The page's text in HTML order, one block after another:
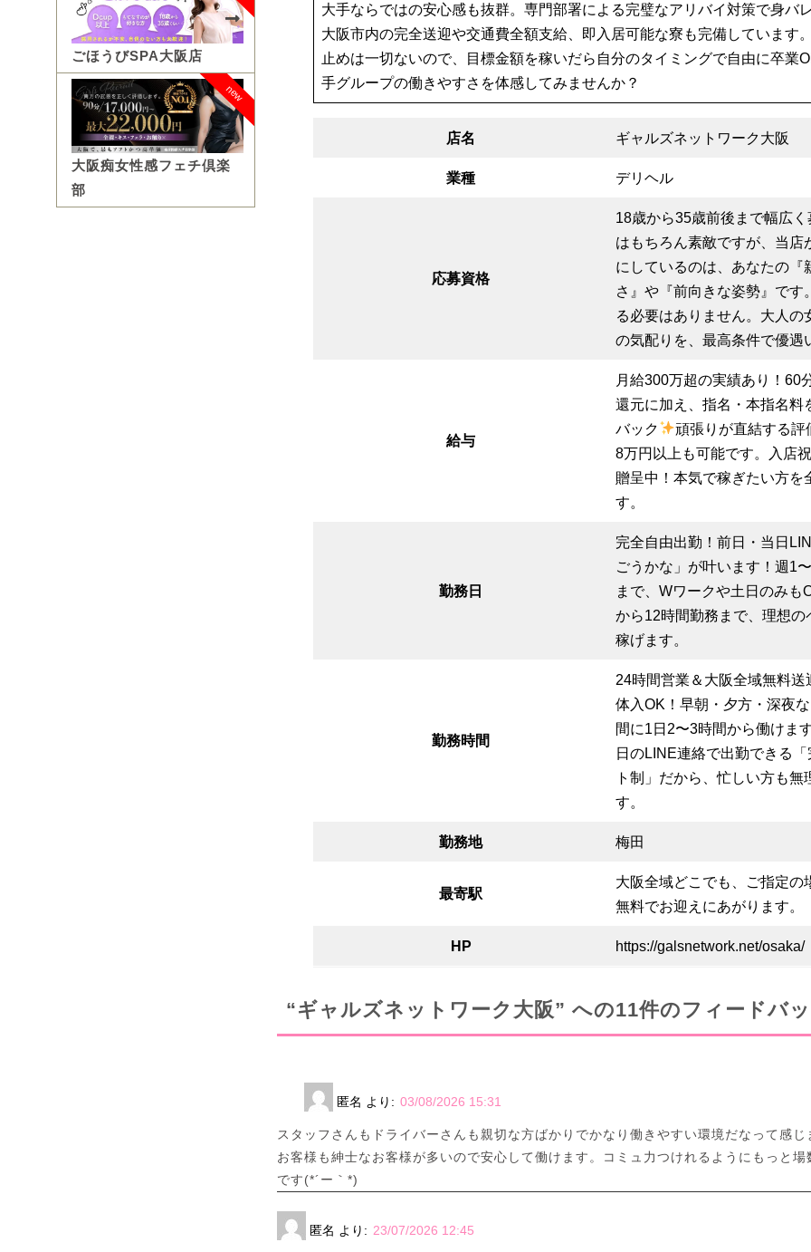
大手ならではの安心感も抜群。専門部署による完璧なアリバイ対策で身バ
大阪市内の完全送迎や交通費全額支給、即入居可能な寮も完備しています
止めは一切ないので、目標金額を稼いだら自分のタイミングで自由に卒業
手グループの働きやすさを体感してみませんか？
店名 ギャルズネットワーク大阪
業種 デリヘル
応募資格
18歳から35歳前後まで幅広く
はもちろん素敵ですが、当店
にしているのは、あなたの『
さ』や『前向きな姿勢』です
る必要はありません。大人の
の気配りを、最高条件で優遇
給与
月給300万超の実績あり！60
還元に加え、指名・本指名料
バック
頑張りが直結する評
8万円以上も可能です。入店
贈呈中！本気で稼ぎたい方を
す。
勤務日
完全自由出勤！前日・当日
ごうかな」が叶います！週1
まで、Wワークや土日のみも
から12時間勤務まで、理想の
稼げます。
勤務時間
24時間営業＆大阪全域無料送
体入OK！早朝・夕方・深夜
間に1日2〜3時間から働けま
日のLINE連絡で出勤できる
ト制」だから、忙しい方も無
す。
勤務地 梅田
最寄駅
大阪全域どこでも、ご指定の
無料でお迎えにあがります。
HP https://galsnetwork.net/osaka/
“ギャルズネットワーク大阪” への11件のフィードバ
匿名 より: 03/08/2026 15:31
スタッフさんもドライバーさんも親切な方ばかりでかなり働きやすい環境だなって感じ
お客様も紳士なお客様が多いので安心して働けます。コミュ力つけれるようにもっと場
です(*´ー｀*)
匿名 より: 23/07/2026 12:45
ごほうびSPA大阪店
new
大阪痴女性感フェチ倶楽
部